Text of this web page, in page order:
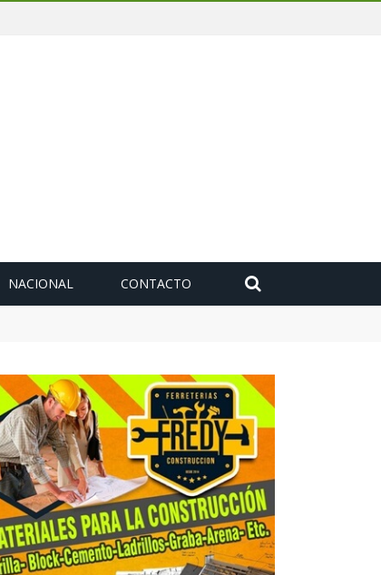
NACIONAL CONTACTO